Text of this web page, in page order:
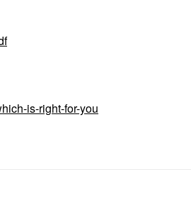
is-right-for-you